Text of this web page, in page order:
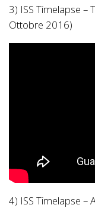
3) ISS Timelapse –
Ottobre 2016)
4) ISS Timelapse –